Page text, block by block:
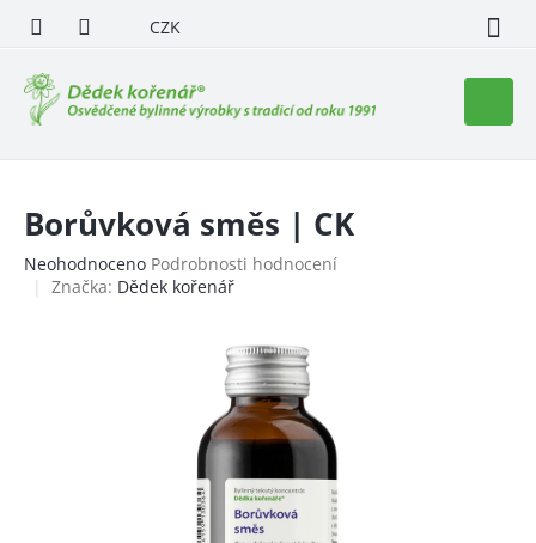
obsah
CZK
košík
Borůvková směs | CK
Průměrné
hodnocení
Neohodnoceno Podrobnosti hodnocení
Značka: Dědek kořenář